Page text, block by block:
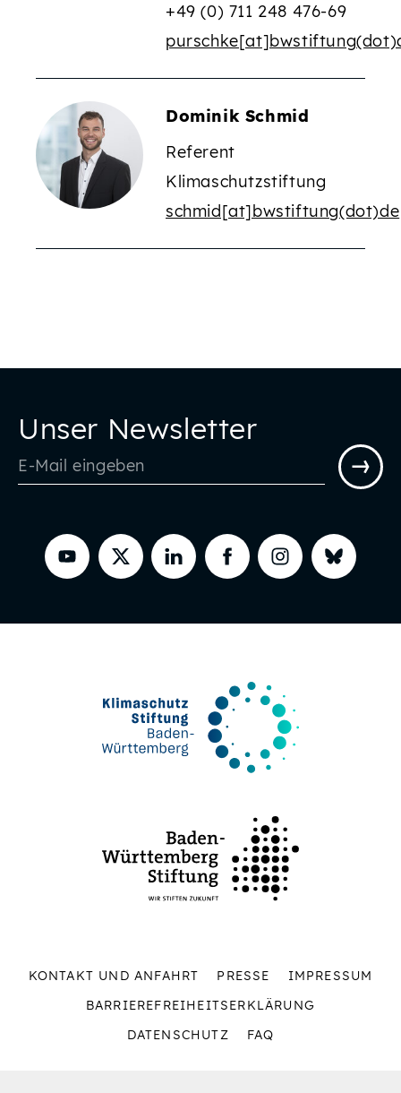
+49 (0) 711 248 476-69
Dominik Schmid
Referent
Klimaschutzstiftung
schmid[at]bwstiftung(dot)de
Unser Newsletter
KONTAKT UND ANFAHRT PRESSE
IMPRESSUM
BARRIEREFREIHEITSERKLÄRUNG
DATENSCHUTZ
FAQ